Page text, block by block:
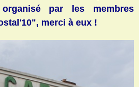
par les membres
merci à eux !